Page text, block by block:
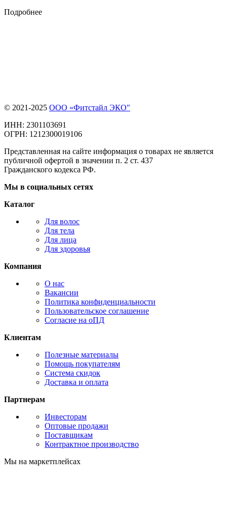
Подробнее
© 2021-2025 ООО «Фитстайл ЭКО"
ИНН: 2301103691
ОГРН: 1212300019106
Представленная на сайте информация о товарах не является
публичной офертой в значении п. 2 ст. 437
Гражданского кодекса РФ.
Мы в социальных сетях
Каталог
Для волос
Для тела
Для лица
Для здоровья
Компания
О нас
Вакансии
Политика конфиденциальности
Пользовательское соглашение
Согласие на оПД
Клиентам
Полезные материалы
Помощь покупателям
Система скидок
Доставка и оплата
Партнерам
Инвесторам
Оптовые продажи
Поставщикам
Контрактное производство
Мы на маркетплейсах